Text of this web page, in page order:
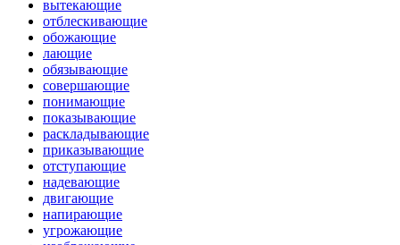
вытекающие
отблескивающие
обожающие
лающие
обязывающие
совершающие
понимающие
показывающие
раскладывающие
приказывающие
отступающие
надевающие
двигающие
напирающие
угрожающие